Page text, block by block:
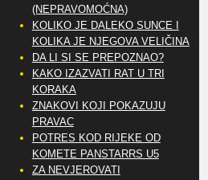
(NEPRAVOMOĆNA)
KOLIKO JE DALEKO SUNCE I
KOLIKA JE NJEGOVA VELIČINA
DA LI SI SE PREPOZNAO?
KAKO IZAZVATI RAT U TRI
KORAKA
ZNAKOVI KOJI POKAZUJU
PRAVAC
POTRES KOD RIJEKE OD
KOMETE PANSTARRS U5
ZA NEVJEROVATI